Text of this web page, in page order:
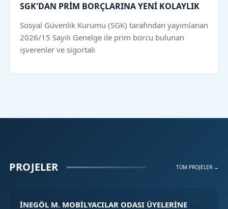
SGK'DAN PRİM BORÇLARINA YENİ KOLAYLIK
Sosyal Güvenlik Kurumu (SGK) tarafından yayımlanan
2026/15 Sayılı Genelge ile prim borcu bulunan
işverenler ve sigortalı
PROJELER TÜM PROJELER →
İNEGÖL M. MOBİLYACILAR ODASI ÜYELERİNE